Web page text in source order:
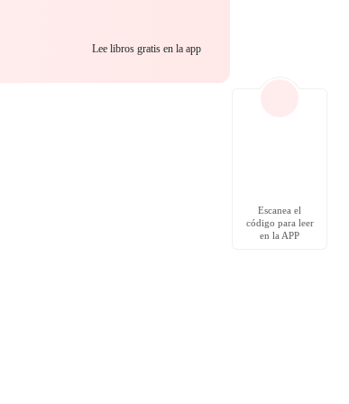
Lee libros gratis en la app
Escanea el
código para leer
en la APP